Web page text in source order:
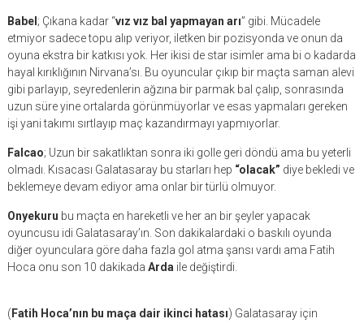
Babel ; Çıkana kadar “vız vız bal yapmayan arı” gibi. Mücadele
etmiyor sadece topu alıp veriyor, iletken bir pozisyonda ve onun da
oyuna ekstra bir katkısı yok. Her ikisi de star isimler ama bi o kadarda
hayal kırıklığının Nirvana’sı. Bu oyuncular çıkıp bir maçta saman alevi
gibi parlayıp, seyredenlerin ağzına bir parmak bal çalıp, sonrasında
uzun süre yine ortalarda görünmüyorlar ve esas yapmaları gereken
işi yani takımı sırtlayıp maç kazandırmayı yapmıyorlar.
Falcao; Uzun bir sakatlıktan sonra iki golle geri döndü ama bu yeterli
olmadı. Kısacası Galatasaray bu starları hep “olacak” diye bekledi ve
beklemeye devam ediyor ama onlar bir türlü olmuyor.
Onyekuru bu maçta en hareketli ve her an bir şeyler yapacak
oyuncusu idi Galatasaray’ın. Son dakikalardaki o baskılı oyunda
diğer oyunculara göre daha fazla gol atma şansı vardı ama Fatih
Hoca onu son 10 dakikada Arda ile değiştirdi.
( Fatih Hoca’nın bu maça dair ikinci hatası) Galatasaray için